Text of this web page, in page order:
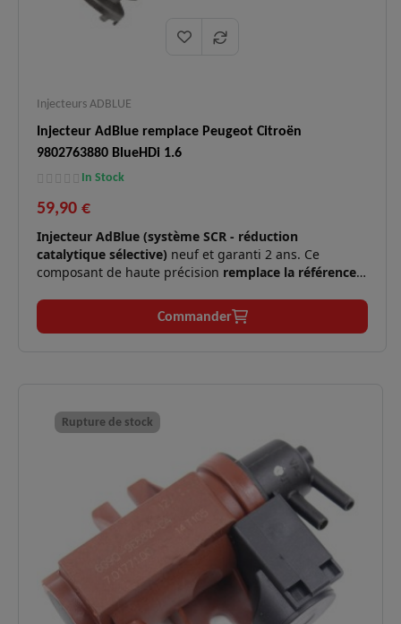
Injecteurs ADBLUE
Injecteur AdBlue remplace Peugeot Citroën
9802763880 BlueHDi 1.6
In Stock
59,90 €
Injecteur AdBlue (système SCR - réduction
catalytique sélective) neuf et garanti 2 ans. Ce
composant de haute précision remplace la référence
G011B00582 et G074B03730. Il assure l'injection du
fluide AdBlue pour réduire les émissions NOx sur les
Symptômes
Voyant antipollution allumé, défaut de
dépollution, message "Risque de non-
démarrage", perte de puissance.
Applications
Peugeot
208/308/3008/508/5008/Partner,
C3/C4/Berlingo/DS3/DS4/DS5/Jumpy.
✅
Logistique
:
En stock, expédition immédiate,
livraison express 48h.
Commander
Rupture de stock